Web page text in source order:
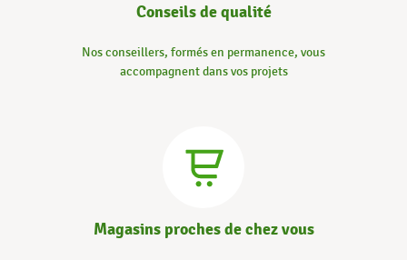
Conseils de qualité
Nos conseillers, formés en permanence, vous
accompagnent dans vos projets
Magasins proches de chez vous